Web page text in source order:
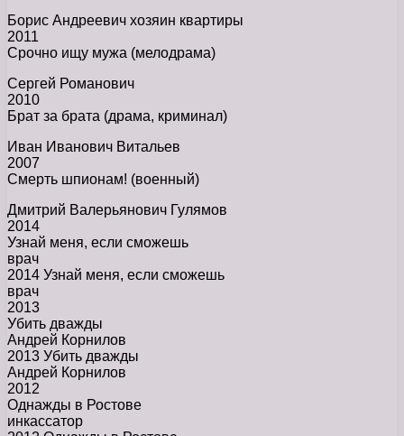
Борис Андреевич хозяин квартиры
2011
Срочно ищу мужа (мелодрама)
Сергей Романович
2010
Брат за брата (драма, криминал)
Иван Иванович Витальев
2007
Смерть шпионам! (военный)
Дмитрий Валерьянович Гулямов
2014
Узнай меня, если сможешь
врач
2014 Узнай меня, если сможешь
врач
2013
Убить дважды
Андрей Корнилов
2013 Убить дважды
Андрей Корнилов
2012
Однажды в Ростове
инкассатор